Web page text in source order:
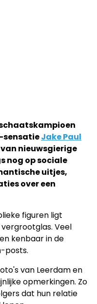
sensatieJake Paul
nieuwsgierige
nog op sociale
uitjes,
over een
figuren ligt
Veel
kenbaar in de
posts.
van Leerdam en
opmerkingen. Zo
dat hun relatie